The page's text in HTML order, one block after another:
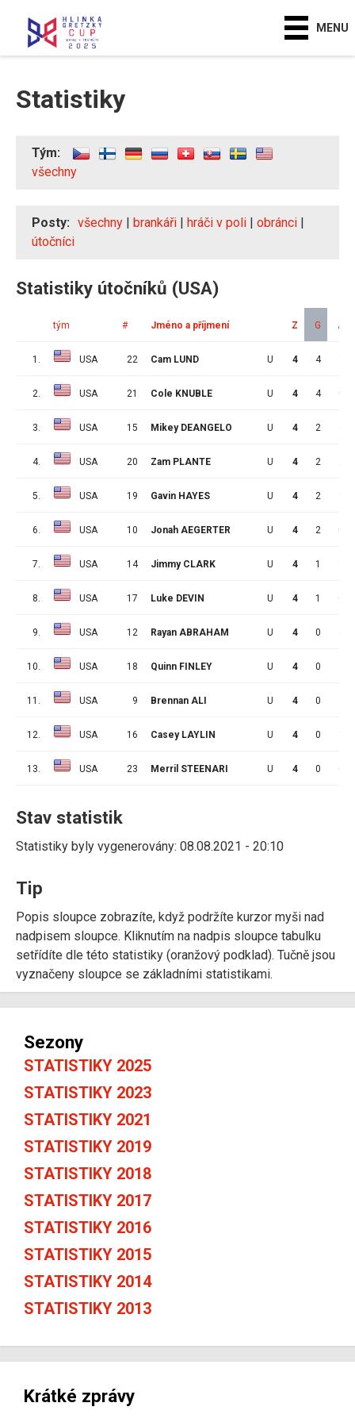
MENU
Statistiky
Tým:
všechny
Posty: všechny | brankáři | hráči v poli | obránci |
útočníci
Statistiky útočníků (USA)
tým # Jméno a příjmení Z G A
1. USA 22 Cam LUND U 4 4
2. USA 21 Cole KNUBLE U 4 4 0
3. USA 15 Mikey DEANGELO U 4 2
4. USA 20 Zam PLANTE U 4 2 2
5. USA 19 Gavin HAYES U 4 2
6. USA 10 Jonah AEGERTER U 4 2 0
7. USA 14 Jimmy CLARK U 4 1
8. USA 17 Luke DEVIN U 4 1 0
9. USA 12 Rayan ABRAHAM U 4 0
10. USA 18 Quinn FINLEY U 4 0
11. USA 9 Brennan ALI U 4 0
12. USA 16 Casey LAYLIN U 4 0
13. USA 23 Merril STEENARI U 4 0 0
Stav statistik
Statistiky byly vygenerovány: 08.08.2021 - 20:10
Tip
Popis sloupce zobrazíte, když podržíte kurzor myši nad
nadpisem sloupce. Kliknutím na nadpis sloupce tabulku
setřídíte dle této statistiky (oranžový podklad). Tučně jsou
vyznačeny sloupce se základními statistikami.
Sezony
STATISTIKY 2025
STATISTIKY 2023
STATISTIKY 2021
STATISTIKY 2019
STATISTIKY 2018
STATISTIKY 2017
STATISTIKY 2016
STATISTIKY 2015
STATISTIKY 2014
STATISTIKY 2013
Krátké zprávy